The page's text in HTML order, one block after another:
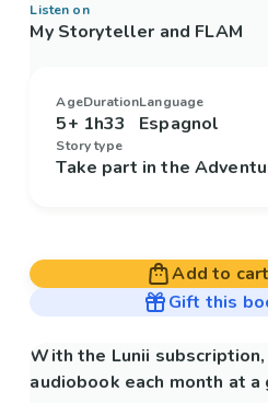
Listen on
My Storyteller and FLAM
Age
5+
Duration
1h33
Language
Espagnol
Story type
Take part in the
Add to cart
Gift this
With the Lunii
audiobook each month at a